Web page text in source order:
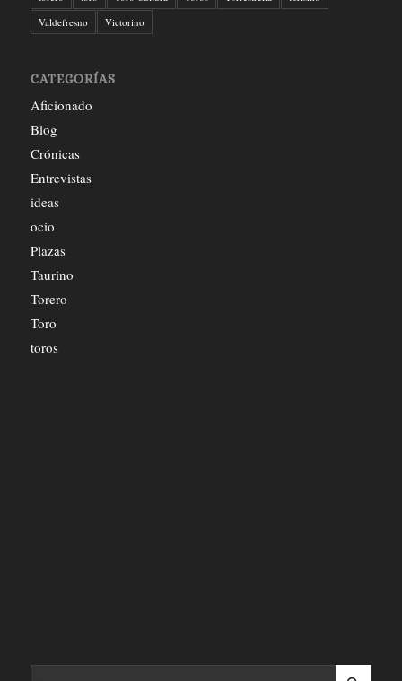
Valdefresno
Victorino
CATEGORÍAS
Aficionado
Blog
Crónicas
Entrevistas
ideas
ocio
Plazas
Taurino
Torero
Toro
toros